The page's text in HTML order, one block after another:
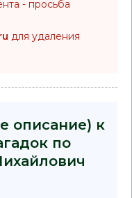
- просьба
для удаления
описание) к
по